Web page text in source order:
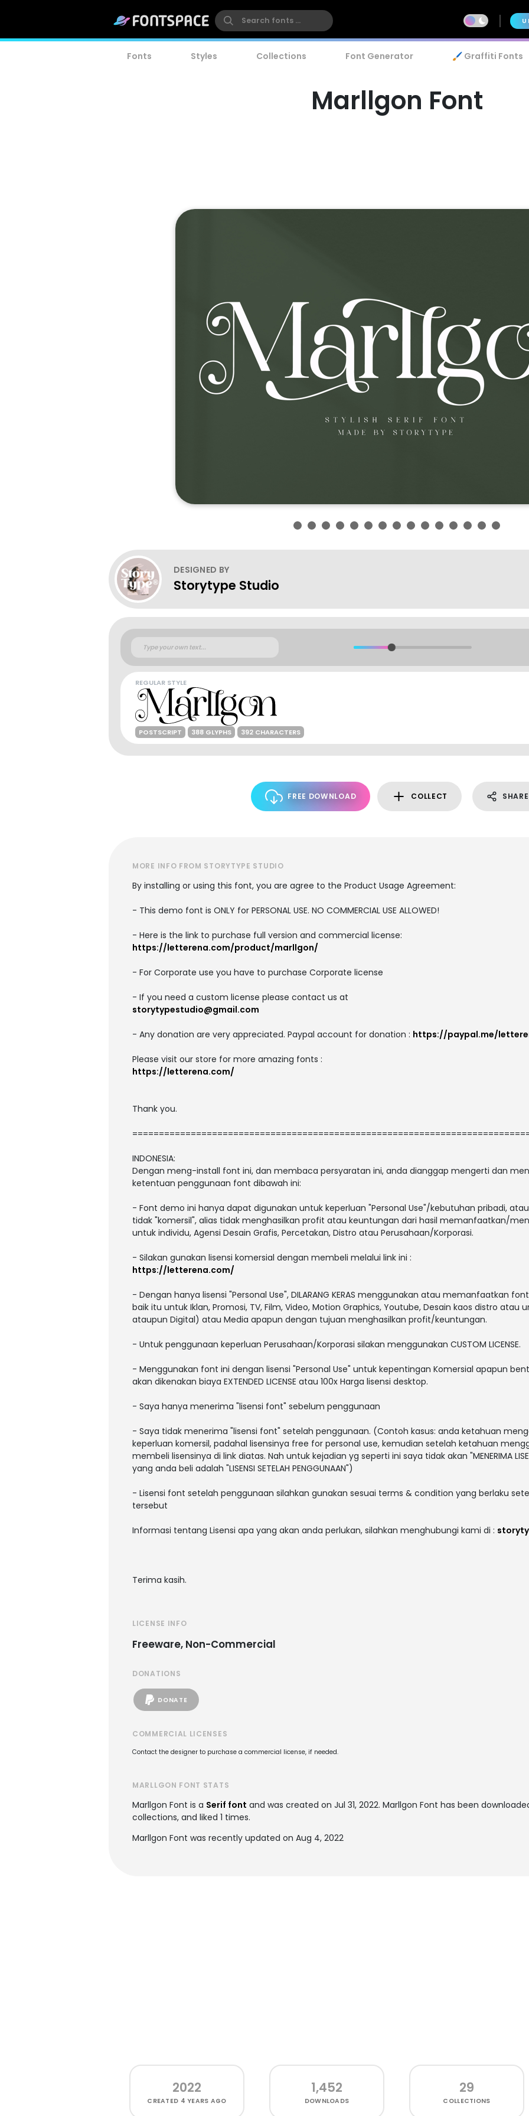
Fonts Styles Collections Font Generator 🖌️ Graffiti Fonts
Marllgon Font
DESIGNED BY
Storytype Studio
REGULAR STYLE
POSTSCRIPT 388 GLYPHS 392 CHARACTERS
FREE DOWNLOAD COLLECT SHARE
MORE INFO FROM STORYTYPE STUDIO
By installing or using this font, you are agree to the Product Usage Agreement:
- This demo font is ONLY for PERSONAL USE. NO COMMERCIAL USE ALLOWED!
- Here is the link to purchase full version and commercial license:
https://letterena.com/product/marllgon/
- For Corporate use you have to purchase Corporate license
- If you need a custom license please contact us at
storytypestudio@gmail.com
- Any donation are very appreciated. Paypal account for donation : https://paypal.me/
Please visit our store for more amazing fonts :
https://letterena.com/
Thank you.
INDONESIA:
Dengan meng-install font ini, dan membaca persyaratan ini, anda dianggap mengerti dan
ketentuan penggunaan font dibawah ini:
- Font demo ini hanya dapat digunakan untuk keperluan "Personal Use"/kebutuhan pribadi,
tidak "komersil", alias tidak menghasilkan profit atau keuntungan dari hasil memanfaatkan/
untuk individu, Agensi Desain Grafis, Percetakan, Distro atau Perusahaan/Korporasi.
- Silakan gunakan lisensi komersial dengan membeli melalui link ini :
https://letterena.com/
- Dengan hanya lisensi "Personal Use", DILARANG KERAS menggunakan atau memanfaatkan
baik itu untuk Iklan, Promosi, TV, Film, Video, Motion Graphics, Youtube, Desain kaos distro atau
ataupun Digital) atau Media apapun dengan tujuan menghasilkan profit/keuntungan.
- Untuk penggunaan keperluan Perusahaan/Korporasi silakan menggunakan CUSTOM LICENSE.
- Menggunakan font ini dengan lisensi "Personal Use" untuk kepentingan Komersial apapun
akan dikenakan biaya EXTENDED LICENSE atau 100x Harga lisensi desktop.
- Saya hanya menerima "lisensi font" sebelum penggunaan
- Saya tidak menerima "lisensi font" setelah penggunaan. (Contoh kasus: anda ketahuan
keperluan komersil, padahal lisensinya free for personal use, kemudian setelah ketahuan
membeli lisensinya di link diatas. Nah untuk kejadian yg seperti ini saya tidak akan "MENERIMA
yang anda beli adalah "LISENSI SETELAH PENGGUNAAN")
- Lisensi font setelah penggunaan silahkan gunakan sesuai terms & condition yang berlaku
tersebut
Informasi tentang Lisensi apa yang akan anda perlukan, silahkan menghubungi kami di :
Terima kasih.
LICENSE INFO
Freeware, Non-Commercial
DONATIONS
DONATE
COMMERCIAL LICENSES
Contact the designer to purchase a commercial license, if needed.
MARLLGON FONT STATS
Marllgon Font is a Serif font and was created on Jul 31, 2022. Marllgon Font has been
collections, and liked 1 times.
Marllgon Font was recently updated on Aug 4, 2022
2022
CREATED 4 YEARS AGO
1,452
DOWNLOADS
29
COLLECTIONS